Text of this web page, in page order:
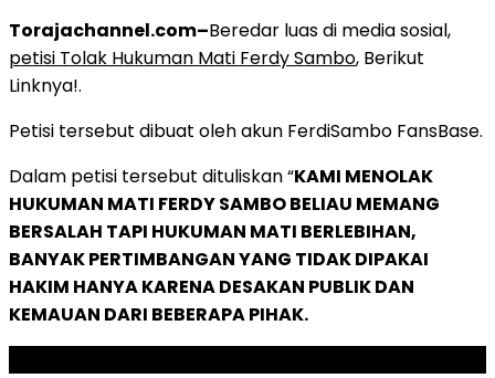
Torajachannel.com–Beredar luas di media sosial,
petisi Tolak Hukuman Mati Ferdy Sambo, Berikut
Linknya!.
Petisi tersebut dibuat oleh akun FerdiSambo FansBase.
Dalam petisi tersebut dituliskan “KAMI MENOLAK
HUKUMAN MATI FERDY SAMBO BELIAU MEMANG
BERSALAH TAPI HUKUMAN MATI BERLEBIHAN,
BANYAK PERTIMBANGAN YANG TIDAK DIPAKAI
HAKIM HANYA KARENA DESAKAN PUBLIK DAN
KEMAUAN DARI BEBERAPA PIHAK.